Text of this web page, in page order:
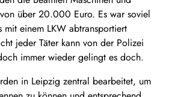
über 20.000 Euro. Es war soviel
mit einem LKW abtransportiert
jeder Täter kann von der Polizei
immer wieder gelingt es doch.
in Leipzig zentral bearbeitet, um